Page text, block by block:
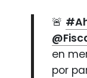
🚨
en
por